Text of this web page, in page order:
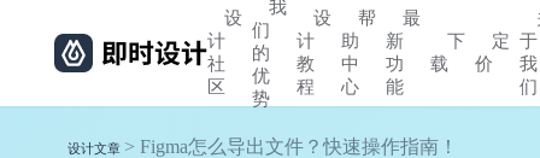
设
计
社
区
我
们
的
优
势
设
计
教
程
帮
助
中
心
最
新
功
能
下
载
定
价
于
我
们
设计文章 > Figma怎么导出文件？快速操作指南！